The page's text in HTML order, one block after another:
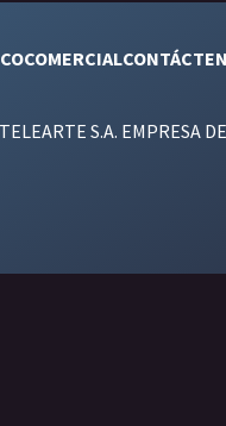
COMERCIAL
S.A. EMPRESA